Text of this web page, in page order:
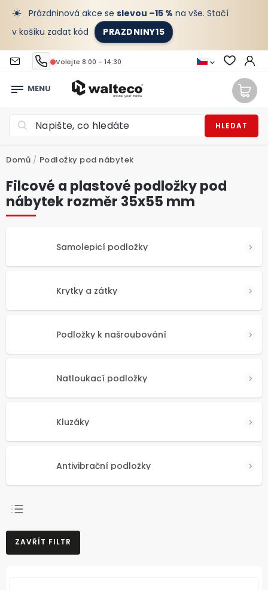
☀️ Prázdninová akce se slevou –15 % na vše. Stačí
v košíku zadat kód
PRAZDNINY15
Volejte 8:00 - 14:30
HLEDAT
Domů / Podložky pod nábytek
Filcové a plastové podložky pod
nábytek rozměr 35x55 mm
Samolepicí podložky
Krytky a zátky
Podložky k našroubování
Natloukací podložky
Kluzáky
Antivibrační podložky
NEJPRODÁVANĚJŠÍ
NEJLEVNĚJŠÍ
ZAVŘÍT FILTR